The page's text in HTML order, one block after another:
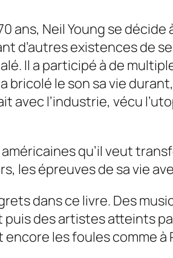
ans, Neil Young se
existences de
Il a participé à de
le son sa vie
avec l’industrie, vécu
qu’il veut
les épreuves de sa vie
dans ce livre. Des
des artistes atteints
les foules comme à